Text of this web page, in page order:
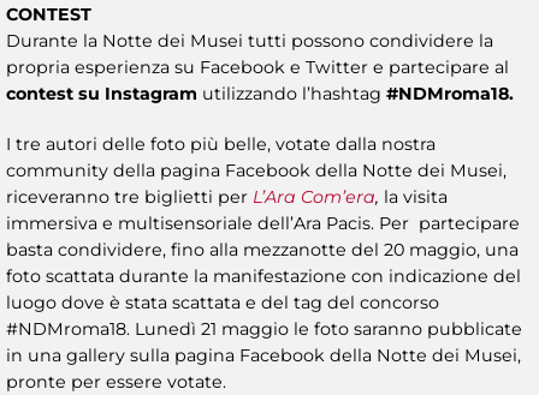
CONTEST
Durante la Notte dei Musei tutti possono condividere la
propria esperienza su Facebook e Twitter e partecipare al
contest su Instagram utilizzando l’hashtag #NDMroma18.
I tre autori delle foto più belle, votate dalla nostra
community della pagina Facebook della Notte dei Musei,
riceveranno tre biglietti per L’Ara Com’era, la visita
immersiva e multisensoriale dell’Ara Pacis. Per partecipare
basta condividere, fino alla mezzanotte del 20 maggio, una
foto scattata durante la manifestazione con indicazione del
luogo dove è stata scattata e del tag del concorso
#NDMroma18. Lunedì 21 maggio le foto saranno pubblicate
in una gallery sulla pagina Facebook della Notte dei Musei,
pronte per essere votate.